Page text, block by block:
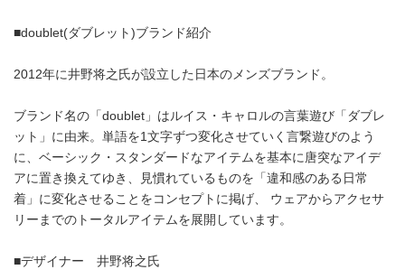
■doublet(ダブレット)ブランド紹介
2012年に井野将之氏が設立した日本のメンズブランド。
ブランド名の「doublet」はルイス・キャロルの言葉遊び「ダブレ
ット」に由来。単語を1文字ずつ変化させていく言繋遊びのよう
に、ベーシック・スタンダードなアイテムを基本に唐突なアイデ
アに置き換えてゆき、見慣れているものを「違和感のある日常
着」に変化させることをコンセプトに掲げ、 ウェアからアクセサ
リーまでのトータルアイテムを展開しています。
■デザイナー 井野将之氏